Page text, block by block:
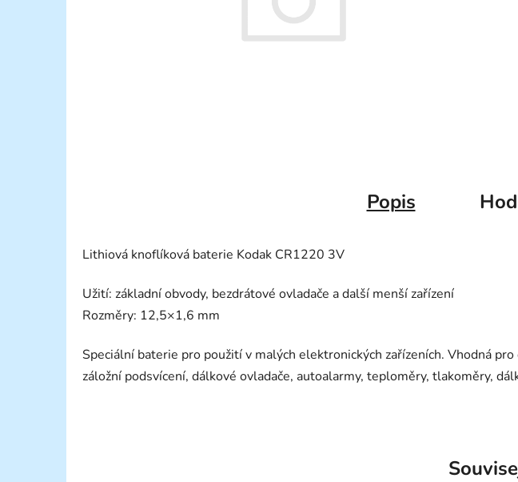
Popis
Lithiová knoflíková baterie Kodak CR1220 3V
Užití: základní obvody, bezdrátové ovladače a další menší zařízení
Rozměry: 12,5×1,6 mm
Speciální baterie pro použití v malých elektronických zařízeních. Vhodná
záložní podsvícení, dálkové ovladače, autoalarmy, teploměry, tlakoměry,